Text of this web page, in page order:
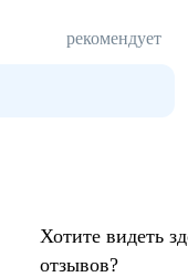
рекомендует
Хотите видеть
отзывов?